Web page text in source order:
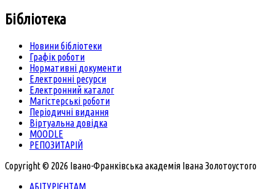
Бібліотека
Новини бібліотеки
Графік роботи
Нормативні документи
Електронні ресурси
Електронний каталог
Магістерські роботи
Періодичні видання
Віртуальна довідка
MOODLE
РЕПОЗИТАРІЙ
Copyright © 2026 Івано-Франківська академія Івана Золотоустого
АБІТУРІЄНТАМ